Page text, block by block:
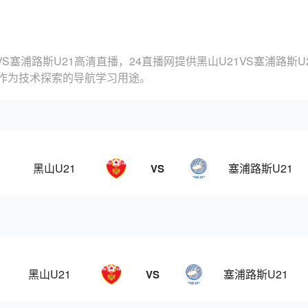
塞浦路斯U21高清直播，24直播网提供黑山U21VS塞浦路斯
技术探索的导航学习用途。
黑山U21 VS 塞浦路斯U21
黑山U21 VS 塞浦路斯U21